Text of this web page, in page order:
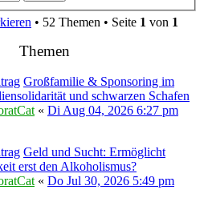
• 52 Themen • Seite 1 von 1
Themen
Großfamilie & Sponsoring im
und schwarzen Schafen
« Di Aug 04, 2026 6:27 pm
Geld und Sucht: Ermöglicht
erst den Alkoholismus?
« Do Jul 30, 2026 5:49 pm